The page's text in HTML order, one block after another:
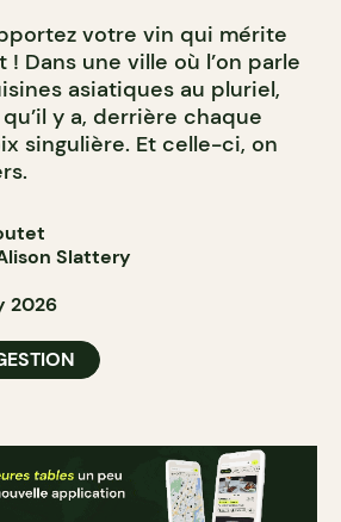
votre vin qui mérite
Dans une ville où l’on parle
asiatiques au pluriel,
y a, derrière chaque
singulière. Et celle-ci, on
Slattery
2026